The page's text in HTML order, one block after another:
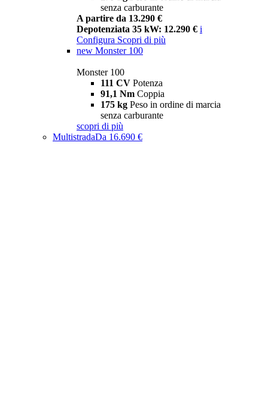
senza carburante
A partire da 13.290 €
Depotenziata 35 kW: 12.290 € i
Configura Scopri di più
new Monster 100
Monster 100
111 CV Potenza
91,1 Nm Coppia
175 kg Peso in ordine di marcia
senza carburante
scopri di più
MultistradaDa 16.690 €